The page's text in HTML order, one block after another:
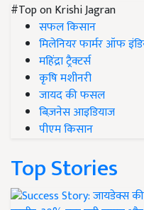
#Top on Krishi Jagran
सफल किसान
मिलेनियर फार्मर ऑफ
महिंद्रा ट्रैक्टर्स
कृषि मशीनरी
जायद की फसल
बिज़नेस आइडियाज
पीएम किसान
Top Stories